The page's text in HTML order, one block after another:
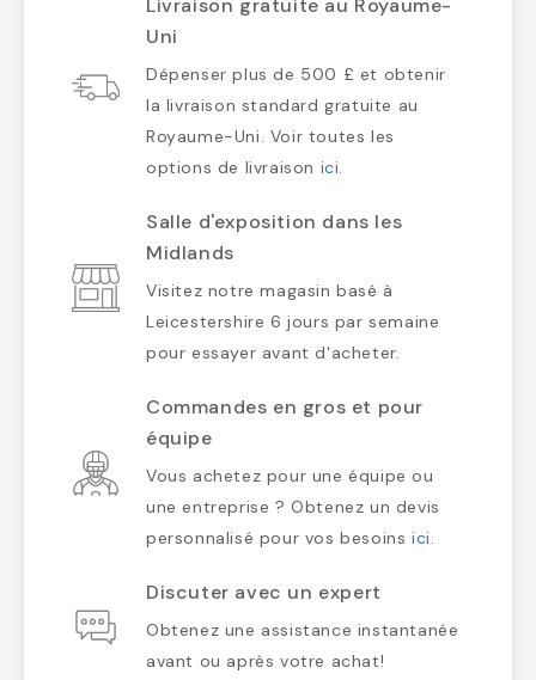
Livraison gratuite au Royaume-
Uni
Dépenser plus de 500 £ et obtenir
la livraison standard gratuite au
Royaume-Uni. Voir toutes les
options de livraison ici.
Salle d'exposition dans les
Midlands
Visitez notre magasin basé à
Leicestershire 6 jours par semaine
pour essayer avant d'acheter.
Commandes en gros et pour
équipe
Vous achetez pour une équipe ou
une entreprise ? Obtenez un devis
personnalisé pour vos besoinsici.
Discuter avec un expert
Obtenez une assistance instantanée
avant ou après votre achat!